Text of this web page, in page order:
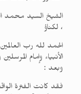
الشيخ السيد محمد
، لكناؤ
الحمد لله رب
الأنبياء وإمام
وبعد :
فقد كانت الفترة